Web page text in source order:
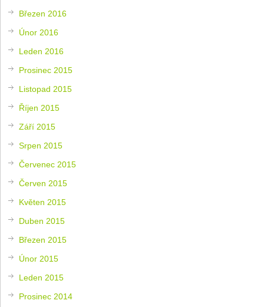
Březen 2016
Únor 2016
Leden 2016
Prosinec 2015
Listopad 2015
Říjen 2015
Září 2015
Srpen 2015
Červenec 2015
Červen 2015
Květen 2015
Duben 2015
Březen 2015
Únor 2015
Leden 2015
Prosinec 2014